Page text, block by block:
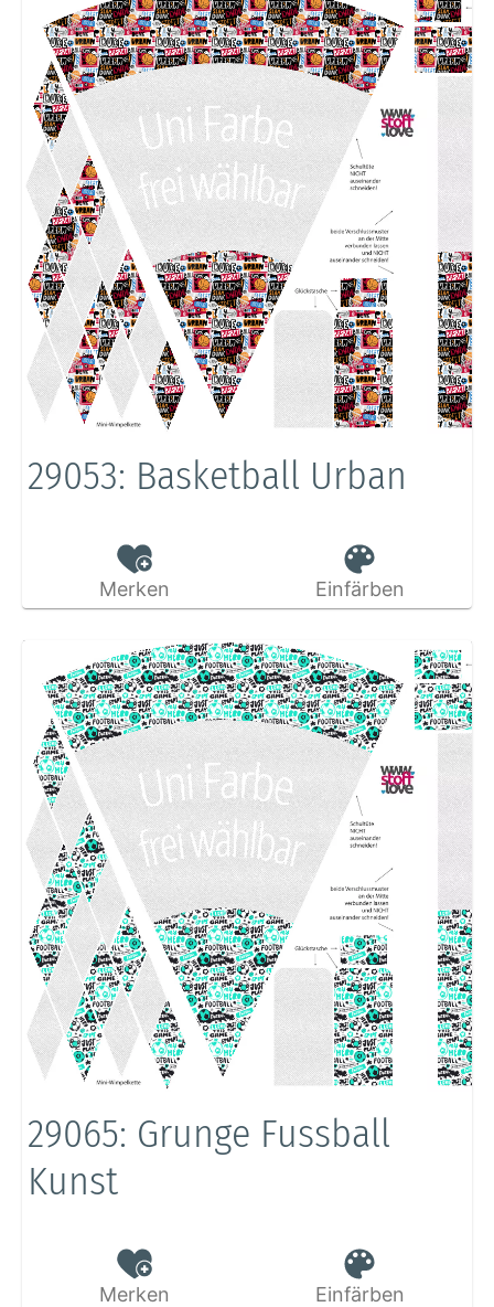
29053: Basketball Urban
Merken Einfärben
29065: Grunge Fussball
Kunst
Merken Einfärben